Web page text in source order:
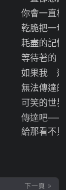
你會一直
乾脆把一
耗盡的記
等待著的
如果我 還
無法傳達
可笑的世
傳達吧——
給那看不
下一頁 »